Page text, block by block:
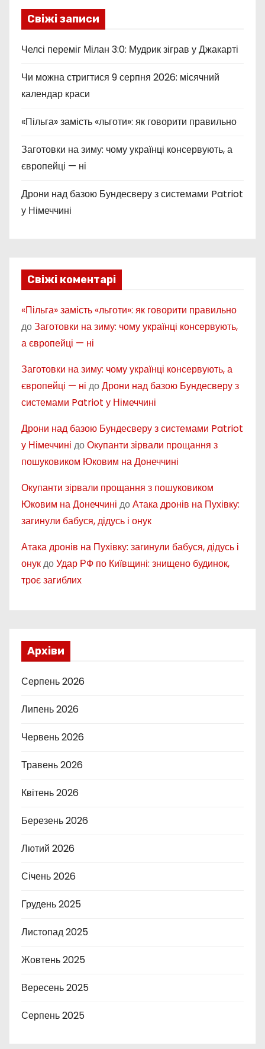
Свіжі записи
Челсі переміг Мілан 3:0: Мудрик зіграв у Джакарті
Чи можна стригтися 9 серпня 2026: місячний
календар краси
«Пільга» замість «льготи»: як говорити правильно
Заготовки на зиму: чому українці консервують, а
європейці — ні
Дрони над базою Бундесверу з системами Patriot
у Німеччині
Свіжі коментарі
«Пільга» замість «льготи»: як говорити правильно
доЗаготовки на зиму: чому українці консервують,
а європейці — ні
Заготовки на зиму: чому українці консервують, а
європейці — ні доДрони над базою Бундесверу з
системами Patriot у Німеччині
Дрони над базою Бундесверу з системами Patriot
у Німеччині доОкупанти зірвали прощання з
пошуковиком Юковим на Донеччині
Окупанти зірвали прощання з пошуковиком
Юковим на Донеччині доАтака дронів на Пухівку:
загинули бабуся, дідусь і онук
Атака дронів на Пухівку: загинули бабуся, дідусь і
онукдоУдар РФ по Київщині: знищено будинок,
троє загиблих
Архіви
Серпень 2026
Липень 2026
Червень 2026
Травень 2026
Квітень 2026
Березень 2026
Лютий 2026
Січень 2026
Грудень 2025
Листопад 2025
Жовтень 2025
Вересень 2025
Серпень 2025